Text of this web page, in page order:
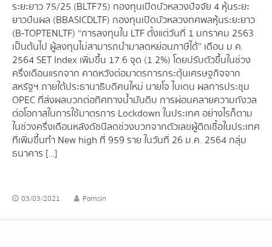
ระยะยาว 75/25 (BLTF75) กองทุนเปิดบัวหลวงปัจจัย 4 หุ้นระยะ
ยาวปันผล (BBASICDLTF) กองทุนเปิดบัวหลวงทศพลหุ้นระยะยาว
(B-TOPTENLTF) “การลงทุนใน LTF ตั้งแต่วันที่ 1 มกราคม 2563
เป็นต้นไป ผู้ลงทุนไม่สามารถนำมาลดหย่อนภาษีได้” เดือน ม.ค.
2564 SET Index เพิ่มขึ้น 17.6 จุด (1.2%) โดยปรับตัวขึ้นในช่วง
ครึ่งเดือนแรกจาก คาดหวังต่อมาตรการกระตุ้นเศรษฐกิจจาก
สหรัฐฯ ภายใต้ประธานาธิบดีคนใหม่ นายโจ ไบเดน ผลการประชุม
OPEC ที่ส่งผลบวกต่อทิศทางน้ำมันดิบ การผ่อนคลายความกังวล
ต่อโอกาสในการใช้มาตรการ Lockdown ในประเทศ อย่างไรก็ตาม
ในช่วงครึ่งเดือนหลังดัชนีลดช่วงบวกจากตัวเลขผู้ติดเชื้อในประเทศ
ที่เพิ่มขึ้นทำ New high ที่ 959 ราย ในวันที่ 26 ม.ค. 2564 กลุ่ม
ธนาคาร […]
03/03/2021 Pornsin